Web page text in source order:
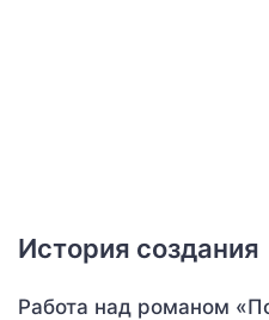
История создания
Работа над романом